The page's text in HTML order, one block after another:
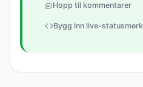
Hopp til kommentarer
Bygg inn live-